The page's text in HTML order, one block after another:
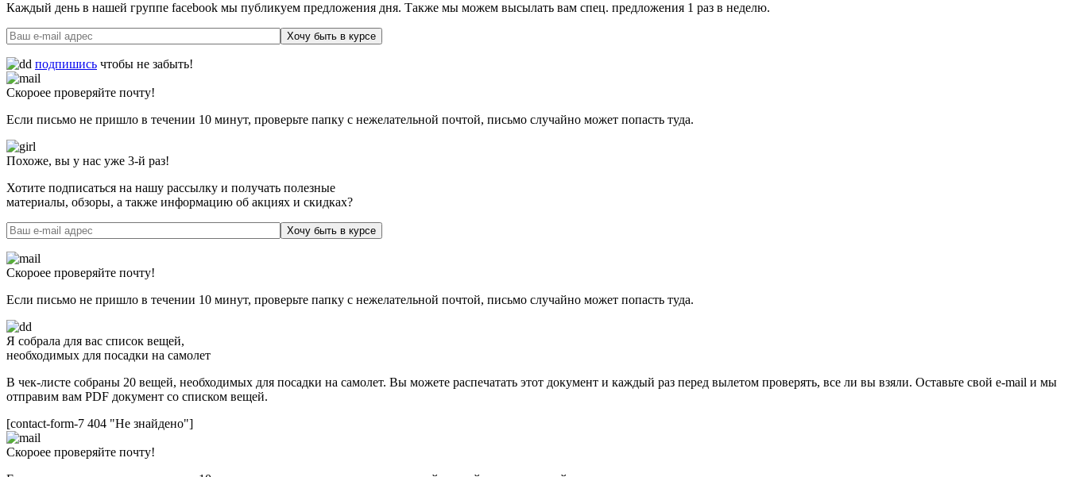
Каждый день в нашей группе facebook мы публикуем предложения дня. Также мы можем высылать вам спец. предложения 1 раз в неделю.
Хочу быть в курсе
подпишись чтобы не забыть!
Скороее проверяйте почту!
Если письмо не пришло в течении 10 минут, проверьте папку с нежелательной почтой, письмо случайно может попасть туда.
Похоже, вы у нас уже 3-й раз!
Хотите подписаться на нашу рассылку и получать полезные
материалы, обзоры, а также информацию об акциях и скидках?
Хочу быть в курсе
Скороее проверяйте почту!
Если письмо не пришло в течении 10 минут, проверьте папку с нежелательной почтой, письмо случайно может попасть туда.
Я собрала для вас список вещей,
необходимых для посадки на самолет
В чек-листе собраны 20 вещей, необходимых для посадки на самолет. Вы можете распечатать этот документ и каждый раз перед вылетом проверять, все ли вы взяли. Оставьте свой e-mail и мы
отправим вам PDF документ со списком вещей.
[contact-form-7 404 "Не знайдено"]
Скороее проверяйте почту!